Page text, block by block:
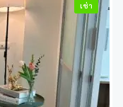
เช่า